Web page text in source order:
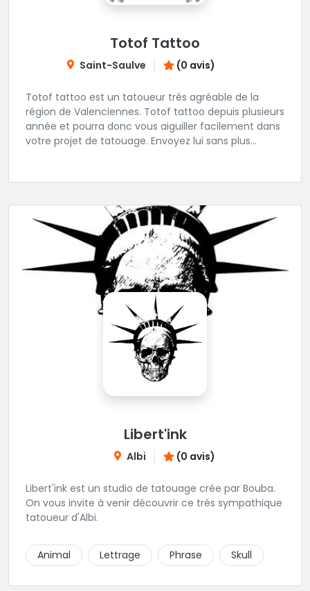
Totof Tattoo
Saint-Saulve (0 avis)
Totof tattoo est un tatoueur trés agréable de la
région de Valenciennes. Totof tattoo depuis plusieurs
année et pourra donc vous aiguiller facilement dans
votre projet de tatouage. Envoyez lui sans plus
Libert'ink
Albi (0 avis)
Libert'ink est un studio de tatouage crée par Bouba.
On vous invite à venir découvrir ce trés sympathique
tatoueur d'Albi.
Animal Lettrage Phrase Skull